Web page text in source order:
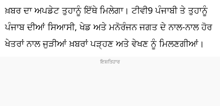
ਦੇਸ਼
ਲਾਈਫ ਸਟਾਈਲ
ਖ਼ਬਰ ਦਾ ਅਪਡੇਟ ਤੁਹਾਨੂੰ ਇੱਥੇ ਮਿਲੇਗਾ। ਟੀਵੀ9 ਪੰਜਾਬੀ ਤੇ ਤੁਹਾਨੂੰ
ਪੰਜਾਬ ਦੀਆਂ ਸਿਆਸੀ, ਖੇਡ ਅਤੇ ਮਨੋਰੰਜਨ ਜਗਤ ਦੇ ਨਾਲ-ਨਾਲ ਹੋਰ
ਖੇਤਰਾਂ ਨਾਲ ਜੁੜੀਆਂ ਖ਼ਬਰਾਂ ਪੜ੍ਹਣ ਅਤੇ ਵੇਖਣ ਨੂੰ ਮਿਲਣਗੀਆਂ।